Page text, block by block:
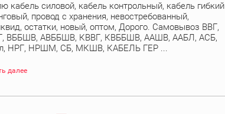
кабель силовой, кабель контрольный, кабель гибкий
провод с хранения, невостребованный,
остатки, новый, оптом, Дорого. Самовывоз ВВГ,
ВББШВ, АВББШВ, КВВГ, КВББШВ, ААШВ, ААБЛ, АСБ,
НРГ, НРШМ, СБ, МКШВ, КАБЕЛЬ ГЕР ...
далее